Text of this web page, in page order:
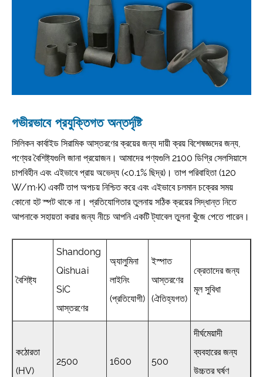
গভীরভাবে প্রযুক্তিগত অন্তর্দৃষ্টি
সিলিকন কার্বাইড সিরামিক আস্তরণের ক্রয়ের জন্য দায়ী ক্রয় বিশেষজ্ঞদের জন্য,
পণ্যের বৈশিষ্ট্যগুলি জানা প্রয়োজন। আমাদের পণ্যগুলি 2100 ডিগ্রি সেলসিয়াসে
চাপবিহীন এবং এইভাবে প্রায় অভেদ্য (<0.1% ছিদ্র)। তাপ পরিবাহিতা (120
W/m·K) একটি তাপ অপচয় নিশ্চিত করে এবং এইভাবে চলমান চক্রের সময়
কোনো হট স্পট থাকে না। প্রতিযোগিতার তুলনায় সঠিক ক্রয়ের সিদ্ধান্ত নিতে
আপনাকে সহায়তা করার জন্য নীচে আপনি একটি ট্যাবেল তুলনা খুঁজে পেতে পারেন।
বৈশিষ্ট্য
Shandong
Qishuai
SiC
আস্তরণের
অ্যালুমিনা
লাইনিং
(প্রতিযোগী)
ইস্পাত
আস্তরণের
(ঐতিহ্যগত)
ক্রেতাদের জন্য
মূল সুবিধা
কঠোরতা
(HV)
2500 1600 500
দীর্ঘমেয়াদী
ব্যবহারের জন্য
উচ্চতর ঘর্ষণ